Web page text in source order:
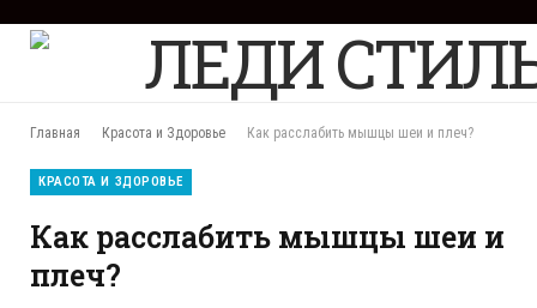
F
a
Главная Красота и Здоровье Как расслабить мышцы шеи и плеч?
КРАСОТА И ЗДОРОВЬЕ
Как расслабить мышцы шеи и
плеч?